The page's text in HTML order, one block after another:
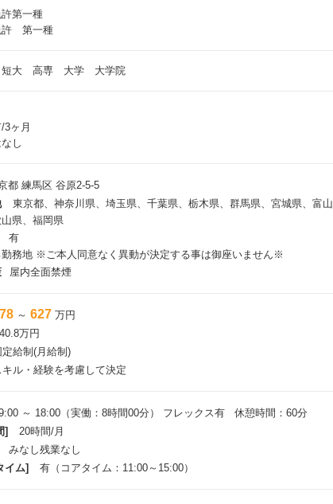
第一種
許 第一種
大 高専 大学 大学院
3ヶ月
し
都 練馬区 谷原2-5-5
東京都、神奈川県、埼玉県、千葉県、栃木県、群馬県、宮城県、富
県、福岡県
有
務地 ※ご本人同意なく異動が決定する事は御座いません※
屋内全面禁煙
～ 627 万円
万円
定給制(月給制)
ル・経験を考慮して決定
～ 18:00（実働：8時間00分） フレックス有 休憩時間：60分
]
20時間/月
みなし残業なし
イム]
有（コアタイム：11:00～15:00）